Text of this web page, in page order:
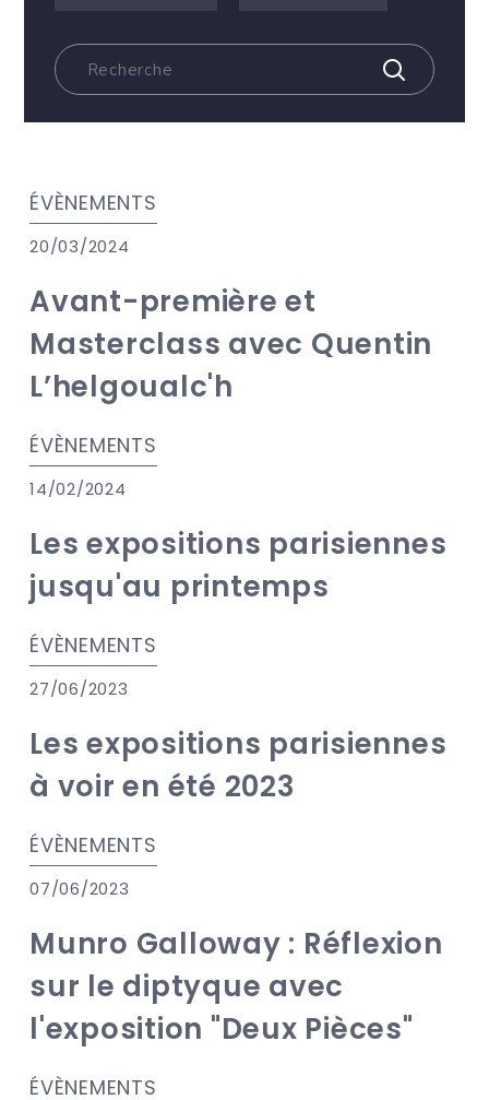
ÉVÈNEMENTS
20/03/2024
Avant-première et
Masterclass avec Quentin
L’helgoualc'h
ÉVÈNEMENTS
14/02/2024
Les expositions parisiennes
jusqu'au printemps
ÉVÈNEMENTS
27/06/2023
Les expositions parisiennes
à voir en été 2023
ÉVÈNEMENTS
07/06/2023
Munro Galloway : Réflexion
sur le diptyque avec
l'exposition "Deux Pièces"
ÉVÈNEMENTS